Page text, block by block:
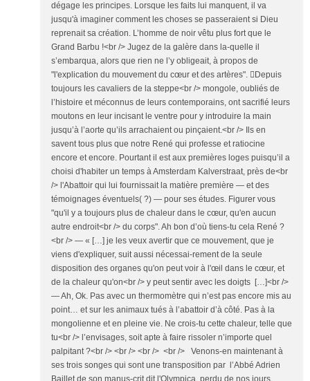
dégage les principes. Lorsque les faits lui manquent, il va
jusqu'à imaginer comment les choses se passeraient si Dieu
reprenait sa création. L’homme de noir vêtu plus fort que le
Grand Barbu !<br /> Jugez de la galère dans la-quelle il
s’embarqua, alors que rien ne l’y obligeait, à propos de
"l'explication du mouvement du cœur et des artères". Depuis
toujours les cavaliers de la steppe<br /> mongole, oubliés de
l’histoire et méconnus de leurs contemporains, ont sacrifié leurs
moutons en leur incisant le ventre pour y introduire la main
jusqu’à l’aorte qu’ils arrachaient ou pinçaient.<br /> Ils en
savent tous plus que notre René qui professe et ratiocine
encore et encore. Pourtant il est aux premières loges puisqu’il a
choisi d'habiter un temps à Amsterdam Kalverstraat, près de<br
/> l'Abattoir qui lui fournissait la matière première ― et des
témoignages éventuels( ?) ― pour ses études. Figurer vous
"qu'il y a toujours plus de chaleur dans le cœur, qu'en aucun
autre endroit<br /> du corps". Ah bon d’où tiens-tu cela René ?
<br /> ― « […] je les veux avertir que ce mouvement, que je
viens d'expliquer, suit aussi nécessai-rement de la seule
disposition des organes qu'on peut voir à l'œil dans le cœur, et
de la chaleur qu'on<br /> y peut sentir avec les doigts […]<br />
― Ah, Ok. Pas avec un thermomètre qui n’est pas encore mis au
point… et sur les animaux tués à l’abattoir d’à côté. Pas à la
mongolienne et en pleine vie. Ne crois-tu cette chaleur, telle que
tu<br /> l’envisages, soit apte à faire rissoler n’importe quel
palpitant ?<br /> <br /> <br /> <br /> Venons-en maintenant à
ses trois songes qui sont une transposition par l’Abbé Adrien